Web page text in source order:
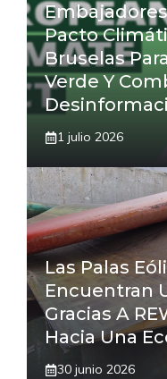
Pacto
Bruselas
Verde Y
1 julio 2026
Las Palas
Encuentran
Gracias A
Hacia Una
30 junio 2026